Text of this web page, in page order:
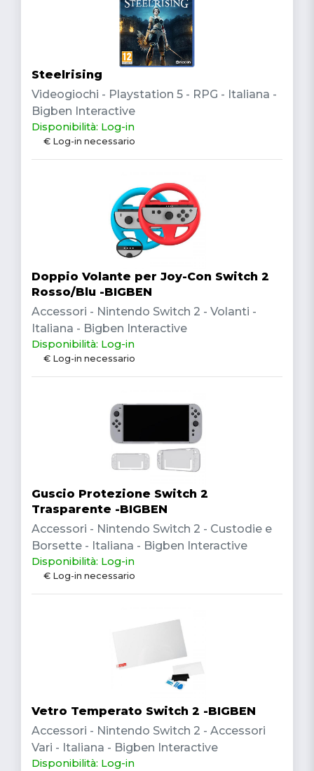
Steelrising
Videogiochi - Playstation 5 - RPG - Italiana -
Bigben Interactive
Disponibilità: Log-in
€ Log-in necessario
Doppio Volante per Joy-Con Switch 2
Rosso/Blu -BIGBEN
Accessori - Nintendo Switch 2 - Volanti -
Italiana - Bigben Interactive
Disponibilità: Log-in
€ Log-in necessario
Guscio Protezione Switch 2
Trasparente -BIGBEN
Accessori - Nintendo Switch 2 - Custodie e
Borsette - Italiana - Bigben Interactive
Disponibilità: Log-in
€ Log-in necessario
Vetro Temperato Switch 2 -BIGBEN
Accessori - Nintendo Switch 2 - Accessori
Vari - Italiana - Bigben Interactive
Disponibilità: Log-in